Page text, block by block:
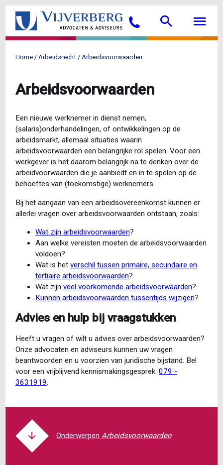
Overslaan
de
gaan
Bellen Search
Home Arbeidsrecht Arbeidsvoorwaarden
Arbeidsvoorwaarden
Een nieuwe werknemer in dienst nemen,
(salaris)onderhandelingen, of ontwikkelingen op de
arbeidsmarkt, allemaal situaties waarin
arbeidsvoorwaarden een belangrijke rol spelen. Voor een
werkgever is het daarom belangrijk na te denken over de
arbeidvoorwaarden die je aanbiedt en in te spelen op de
behoeftes van (toekomstige) werknemers.
Bij het aangaan van een arbeidsovereenkomst kunnen er
allerlei vragen over arbeidsvoorwaarden ontstaan, zoals:
Wat zijn arbeidsvoorwaarden?
Aan welke vereisten moeten de arbeidsvoorwaarden
voldoen?
Wat is het verschil tussen primaire, secundaire en
tertiaire arbeidsvoorwaarden?
Wat zijn veel voorkomende arbeidsvoorwaarden?
Kunnen arbeidsvoorwaarden tussentijds wijzigen?
Advies en hulp bij vraagstukken
Heeft u vragen of wilt u advies over arbeidsvoorwaarden?
Onze advocaten en adviseurs kunnen uw vragen
beantwoorden en u voorzien van juridische bijstand. Bel
voor een vrijblijvend kennismakingsgesprek: 079 -
3631919.
Arbeidsvoorwaarden